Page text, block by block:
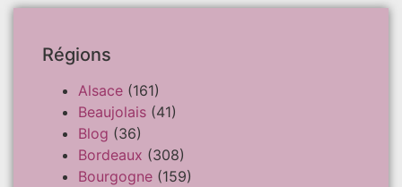
Régions
Alsace (161)
Beaujolais (41)
Blog (36)
Bordeaux (308)
Bourgogne (159)